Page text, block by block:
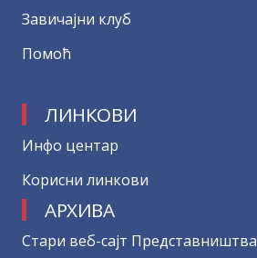
Завичајни клуб
Помоћ
ЛИНКОВИ
Инфо центар
Корисни линкови
АРХИВА
Стари веб-сајт Представништва